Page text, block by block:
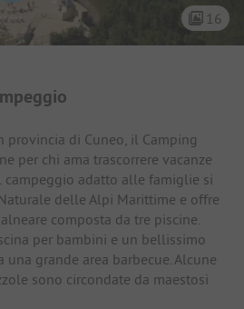
16
provincia di Cuneo, il Camping
per chi ama trascorrere vacanze
adatto alle famiglie si
delle Alpi Marittime e offre
composta da tre piscine.
per bambini e un bellissimo
una grande area barbecue. Alcune
sono circondate da maestosi